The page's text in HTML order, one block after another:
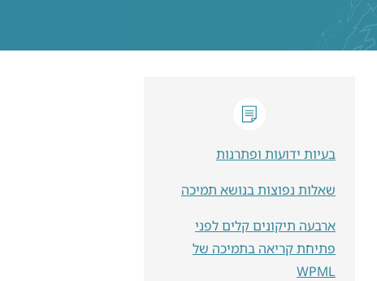
בעיות ידועות ופתרנות
שאלות נפוצות בנושא תמיכה
ארבעה תיקונים קלים לפני
פתיחת קריאה בתמיכה של
WPML